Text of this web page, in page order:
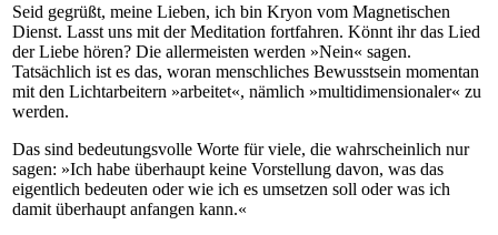
Seid gegrüßt, meine Lieben, ich bin Kryon vom Magnetischen
Dienst. Lasst uns mit der Meditation fortfahren. Könnt ihr das Lied
der Liebe hören? Die allermeisten werden »Nein« sagen.
Tatsächlich ist es das, woran menschliches Bewusstsein momentan
mit den Lichtarbeitern »arbeitet«, nämlich »multidimensionaler« zu
werden.
Das sind bedeutungsvolle Worte für viele, die wahrscheinlich nur
sagen: »Ich habe überhaupt keine Vorstellung davon, was das
eigentlich bedeuten oder wie ich es umsetzen soll oder was ich
damit überhaupt anfangen kann.«